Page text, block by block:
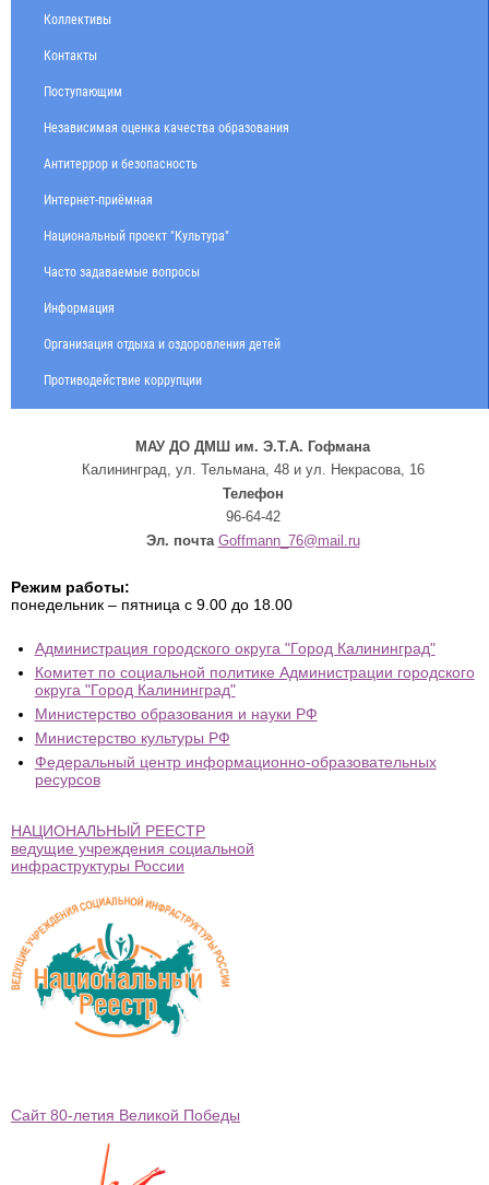
Коллективы
Контакты
Поступающим
Независимая оценка качества образования
Антитеррор и безопасность
Интернет-приёмная
Национальный проект "Культура"
Часто задаваемые вопросы
Информация
Организация отдыха и оздоровления детей
Противодействие коррупции
МАУ ДО ДМШ им. Э.Т.А. Гофмана
Калининград, ул. Тельмана, 48 и ул. Некрасова, 16
Телефон
96-64-42
Эл. почта Goffmann_76@mail.ru
Режим работы:
понедельник – пятница с 9.00 до 18.00
Администрация городского округа "Город Калининград"
Комитет по социальной политике Администрации городского
округа "Город Калининград"
Министерство образования и науки РФ
Министерство культуры РФ
Федеральный центр информационно-образовательных
ресурсов
НАЦИОНАЛЬНЫЙ РЕЕСТР
ведущие учреждения социальной
инфраструктуры России
Сайт 80-летия Великой Победы